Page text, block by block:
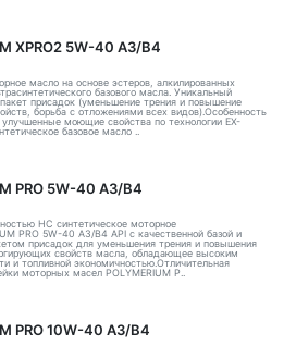
XPRO2 5W-40 A3/B4
масло на основе эстеров, алкилированных
базового масла. Уникальный
присадок (уменьшение трения и повышение
борьба с отложениями всех видов).Особенность
улучшенные моющие свойства по технологии EX-
базовое масло ..
PRO 5W-40 A3/B4
HC синтетическое моторное
PRO 5W-40 A3/B4 API с качественной базой и
присадок для уменьшения трения и повышения
свойств масла, обладающее высоким
и топливной экономичностью.Отличительная
моторных масел POLYMERIUM P..
PRO 10W-40 A3/B4